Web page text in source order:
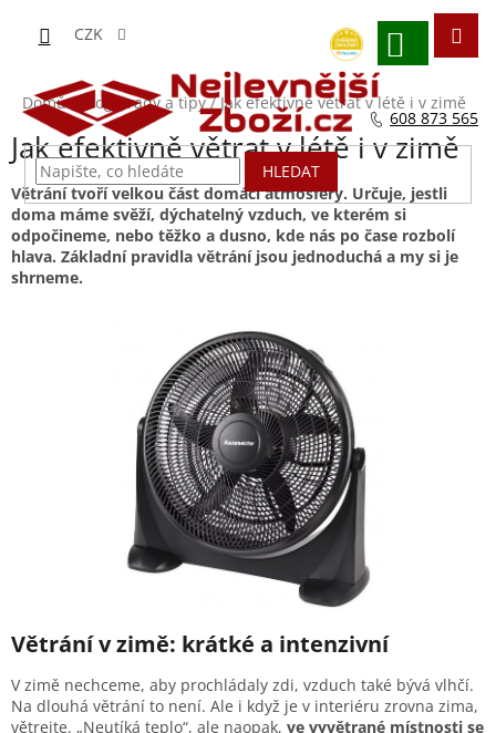
obsah
CZK
HLEDAT
NÁKUPNÍ
KOŠÍK
Domů / Blog - rady a tipy / Jak efektivně větrat v létě i v zimě
Jak efektivně větrat v létě i v zimě
Větrání tvoří velkou část domácí atmosféry. Určuje, jestli
doma máme svěží, dýchatelný vzduch, ve kterém si
odpočineme, nebo těžko a dusno, kde nás po čase rozbolí
hlava. Základní pravidla větrání jsou jednoduchá a my si je
shrneme.
Větrání v zimě: krátké a intenzivní
V zimě nechceme, aby prochládaly zdi, vzduch také bývá vlhčí.
Na dlouhá větrání to není. Ale i když je v interiéru zrovna zima,
větrejte. „Neutíká teplo“, ale naopak, ve vyvětrané místnosti se
608 873 565